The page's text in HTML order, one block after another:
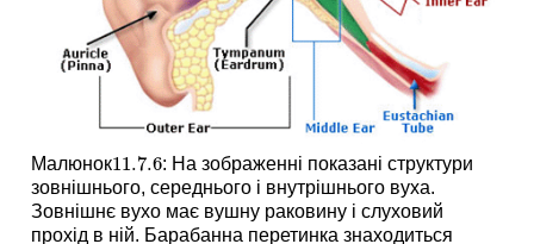
Малюнок11.7.6
11.7.6: На зображенні показані структури
зовнішнього, середнього і внутрішнього вуха.
Зовнішнє вухо має вушну раковину і слуховий
прохід в ній. Барабанна перетинка знаходиться